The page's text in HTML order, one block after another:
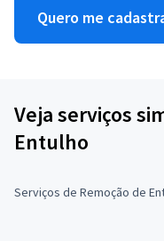
Quero me
Veja serviços
Entulho
Serviços de Remoção de